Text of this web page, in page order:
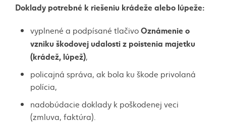
Doklady potrebné k riešeniu krádeže alebo lúpeže:
vyplnené a podpísané tlačivoOznámenie o
vzniku škodovej udalosti z poistenia majetku
(krádež, lúpež),
policajná správa, ak bola ku škode privolaná
polícia,
nadobúdacie doklady k poškodenej veci
(zmluva, faktúra).